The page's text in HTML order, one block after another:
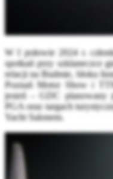
W I połowie 2024 r.
spotkań przy szklaneczce
relacji na Budmie, bloku
Poznań Motor Show i
jesień – GDC planowany
PGA oraz targach
Yacht Salonem.